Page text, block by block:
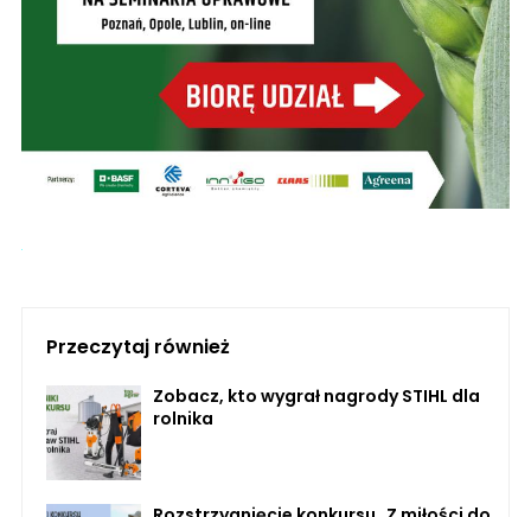
Przeczytaj również
Zobacz, kto wygrał nagrody STIHL dla
rolnika